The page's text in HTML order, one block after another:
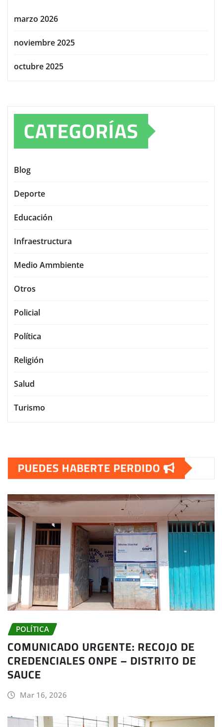
marzo 2026
noviembre 2025
octubre 2025
CATEGORÍAS
Blog
Deporte
Educación
Infraestructura
Medio Ammbiente
Otros
Policial
Política
Religión
Salud
Turismo
PUEDES HABERTE PERDIDO
POLÍTICA
COMUNICADO URGENTE: RECOJO DE
CREDENCIALES ONPE – DISTRITO DE
SAUCE
Mar 16, 2026